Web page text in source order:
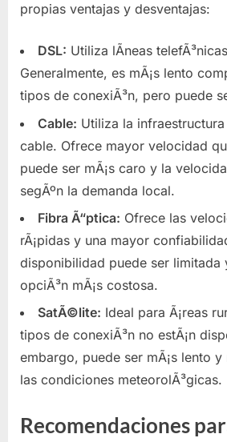
propias ventajas y desventajas:
DSL: Utiliza lÃ­neas
Generalmente, es mÃ¡s lento
tipos de conexiÃ³n, pero puede
Cable: Utiliza la
cable. Ofrece mayor velocidad
puede ser mÃ¡s caro y la
segÃºn la demanda local.
Fibra Ã“ptica: Ofrece las
rÃ¡pidas y una mayor
disponibilidad puede ser limitada
opciÃ³n mÃ¡s costosa.
SatÃ©lite: Ideal para Ã¡reas
tipos de conexiÃ³n no estÃ¡n
embargo, puede ser mÃ¡s lento y
las condiciones meteorolÃ³gicas.
Recomendaciones